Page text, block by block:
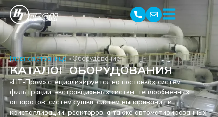
Главная страница»Оборудование
КАТАЛОГ ОБОРУДОВАНИЯ
«НТ-Пром» специализируется на поставках систем
фильтрации, экстракционных систем, теплообменных
аппаратов, систем сушки, систем выпаривания и
кристаллизации, реакторов, а также автоматизированных